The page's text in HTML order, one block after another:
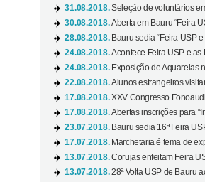
31.08.2018.Seleção de voluntários
30.08.2018.Aberta em Bauru “Feira
28.08.2018. Bauru sedia “Feira USP
24.08.2018.Acontece Feira USP e as
24.08.2018. Exposição de Aquarelas
22.08.2018.Alunos estrangeiros
17.08.2018.XXV Congresso
17.08.2018.Abertas inscrições para
23.07.2018. Bauru sedia 16ª Feira
17.07.2018. Marchetaria é tema de
13.07.2018.Corujas enfeitam Feira
13.07.2018.28ª Volta USP de Bauru